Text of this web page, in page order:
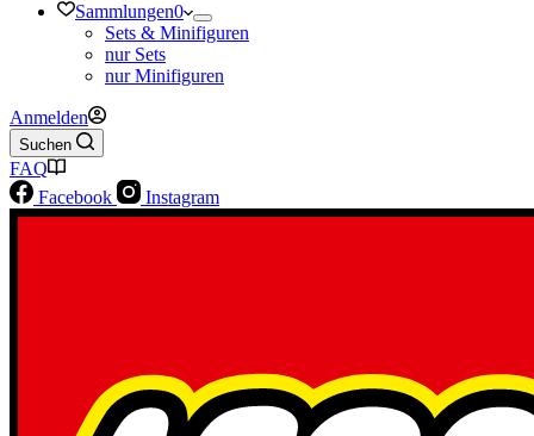
Sammlungen0
Sets & Minifiguren
nur Sets
nur Minifiguren
Anmelden
Suchen
FAQ
Facebook
Instagram